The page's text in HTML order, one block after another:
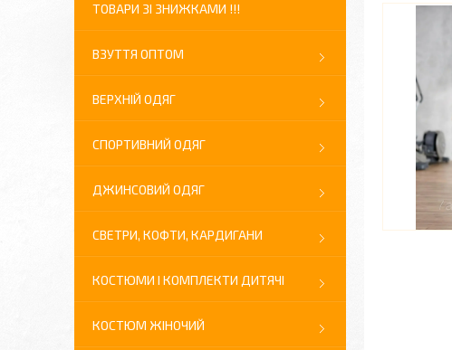
ТОВАРИ ЗІ ЗНИЖКАМИ !!!
ВЗУТТЯ ОПТОМ
ВЕРХНІЙ ОДЯГ
СПОРТИВНИЙ ОДЯГ
ДЖИНСОВИЙ ОДЯГ
СВЕТРИ, КОФТИ, КАРДИГАНИ
КОСТЮМИ І КОМПЛЕКТИ ДИТЯЧІ
КОСТЮМ ЖІНОЧИЙ